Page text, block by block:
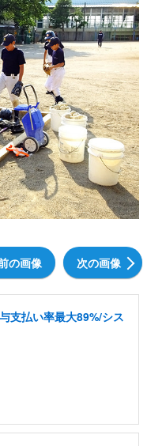
の画像 次の画像
支払い率最大89%/シス